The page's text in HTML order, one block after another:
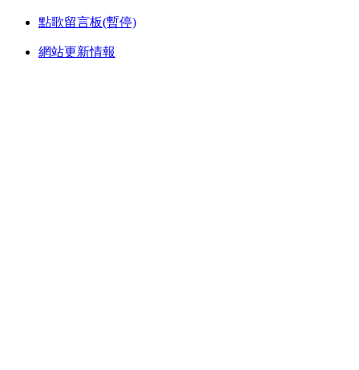
點歌留言板(暫停)
網站更新情報